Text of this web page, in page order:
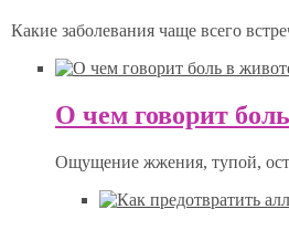
Какие заболевания чаще всего
О чем говорит
Ощущение жжения, тупой,